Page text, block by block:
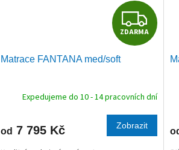
Z
D
R
M
A
ZDARMA
Matrace FANTANA med/soft
Expedujeme do 10 - 14 pracovních dní
od 7 795 Kč Zobrazit